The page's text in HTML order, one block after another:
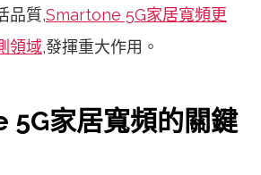
品質,Smartone 5G家居寬頻更
領域,發揮重大作用。
家居寬頻的關鍵